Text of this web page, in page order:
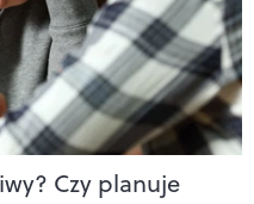
Czy planuje